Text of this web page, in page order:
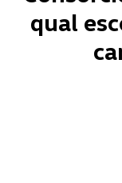
qual